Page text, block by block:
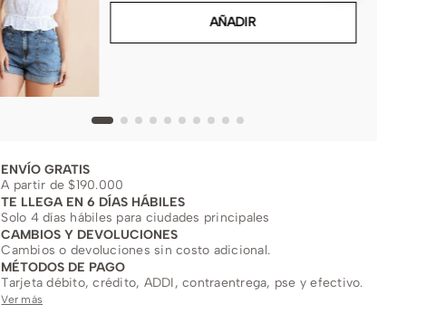
AÑADIR
ENVÍO GRATIS
A partir de $190.000
TE LLEGA EN 6 DÍAS HÁBILES
Solo 4 días hábiles para ciudades principales
CAMBIOS Y DEVOLUCIONES
Cambios o devoluciones sin costo adicional.
MÉTODOS DE PAGO
Tarjeta débito, crédito, ADDI, contraentrega, pse y efectivo.
Ver más